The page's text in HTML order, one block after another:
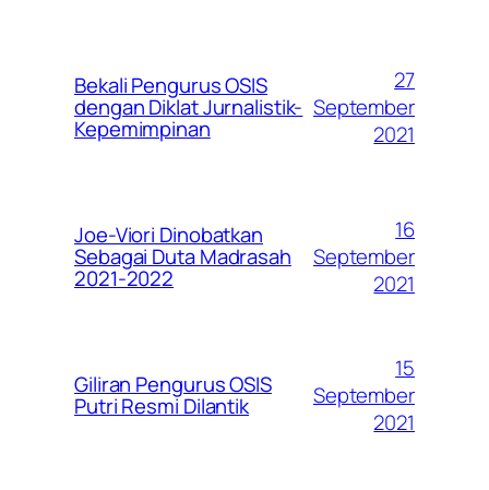
Bekali Pengurus OSIS
dengan Diklat Jurnalistik-
Kepemimpinan
27
September
2021
Joe-Viori Dinobatkan
Sebagai Duta Madrasah
2021-2022
16
September
2021
Giliran Pengurus OSIS
Putri Resmi Dilantik
15
September
2021